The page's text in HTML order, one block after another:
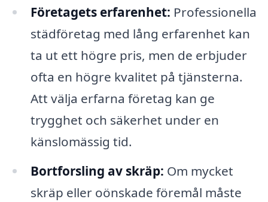
Företagets erfarenhet: Professionella
städföretag med lång erfarenhet kan
ta ut ett högre pris, men de erbjuder
ofta en högre kvalitet på tjänsterna.
Att välja erfarna företag kan ge
trygghet och säkerhet under en
känslomässig tid.
Bortforsling av skräp: Om mycket
skräp eller oönskade föremål måste